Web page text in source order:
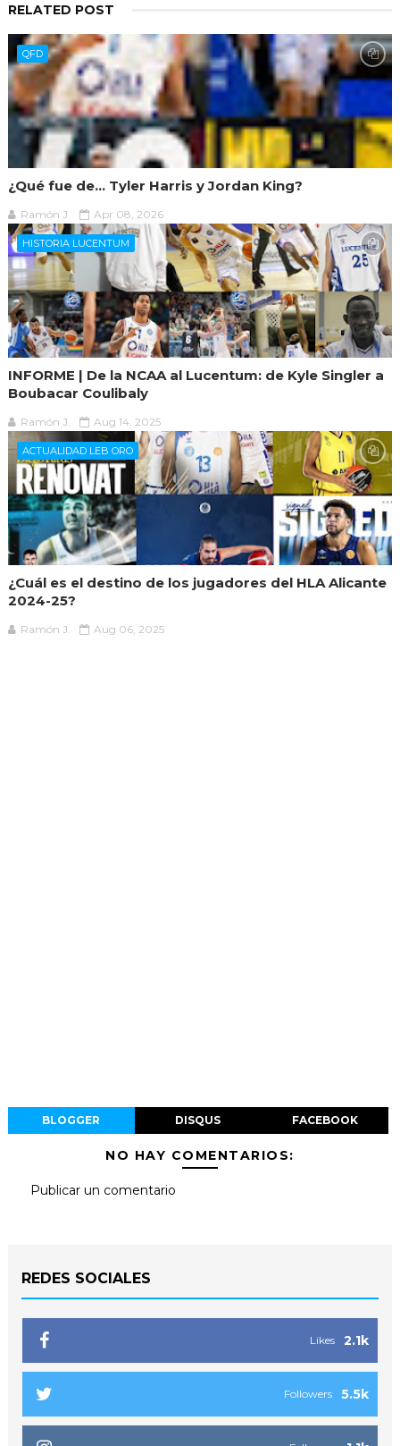
RELATED POST
QFD
¿Qué fue de... Tyler Harris y Jordan King?
Ramón J. Apr 08, 2026
HISTORIA LUCENTUM
INFORME | De la NCAA al Lucentum: de Kyle Singler a
Boubacar Coulibaly
Ramón J. Aug 14, 2025
ACTUALIDAD LEB ORO
¿Cuál es el destino de los jugadores del HLA Alicante
2024-25?
Ramón J. Aug 06, 2025
BLOGGER DISQUS FACEBOOK
NO HAY COMENTARIOS:
Publicar un comentario
REDES SOCIALES
2.1k
Likes
5.5k
Followers